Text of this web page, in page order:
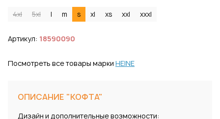
4xl 5xl l m s xl xs xxl xxxl
Артикул: 18590090
Посмотреть все товары марки HEINE
ОПИСАНИЕ "КОФТА"
Дизайн и дополнительные возможности: